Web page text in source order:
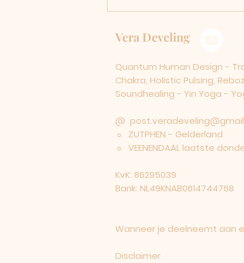
Vera Develing
Quantum Human Design -
Chakra, Holistic Pulsing,
Soundhealing - Yin Yoga -
@
☼ ZUTPHEN - Gelderland
☼ VEENENDAAL laatste
KvK: 86295039
Bank: NL49KNAB0614744768
Wanneer je deelneemt aan
Disclaimer